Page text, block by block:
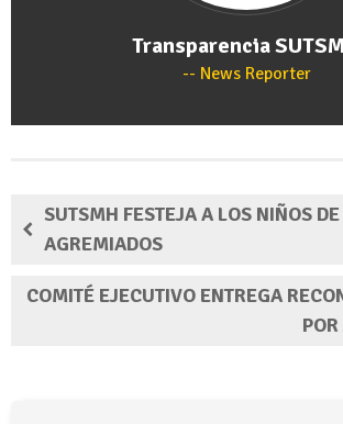
Transparencia
News Reporter
SUTSMH FESTEJA A LOS NIÑOS
AGREMIADOS
COMITÉ EJECUTIVO ENTREGA